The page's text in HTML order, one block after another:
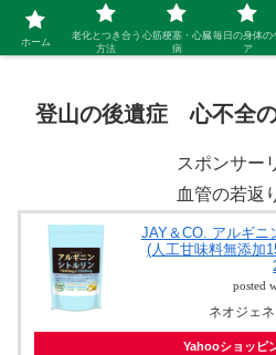
シニア 新しい人生を
登山の後遺症 心不全の
スポンサー
血管の若返
JAY＆CO. アルギニ
(人工甘味料無添加
posted
ネオジェ
Yahooショッピ
ホーム
老化とつき合う
方法
心筋梗塞・心臓
病
毎日の身体の
ア